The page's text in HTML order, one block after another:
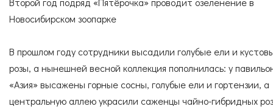
Согласие справилами покупки электронных
ГОСТЕВАЯ КНИГА ОКАЗАТЬ ПОМОЩЬ
Новосибирском зоопарке
В прошлом году сотрудники высадили голубые ели и
розы, а нынешней весной коллекция пополнилась: у
«Азия» высажены горные сосны, голубые ели и гортензии, а
центральную аллею украсили саженцы чайно-гибридных